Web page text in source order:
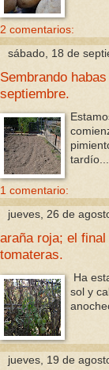
2 comentarios:
sábado, 18 de
Sembrando
septiembre.
tardío...
1 comentario:
jueves, 26 de
araña roja; el final
tomateras.
Ha
sol y
jueves, 19 de